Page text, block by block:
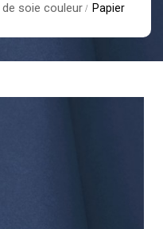
de soie couleur
Papier